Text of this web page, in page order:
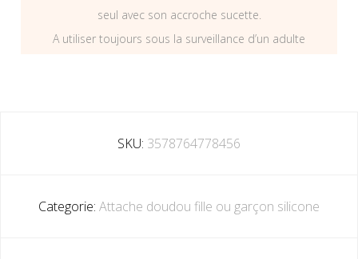
seul avec son accroche sucette.
A utiliser toujours sous la surveillance d’un adulte
SKU: 3578764778456
Categorie: Attache doudou fille ou garçon silicone